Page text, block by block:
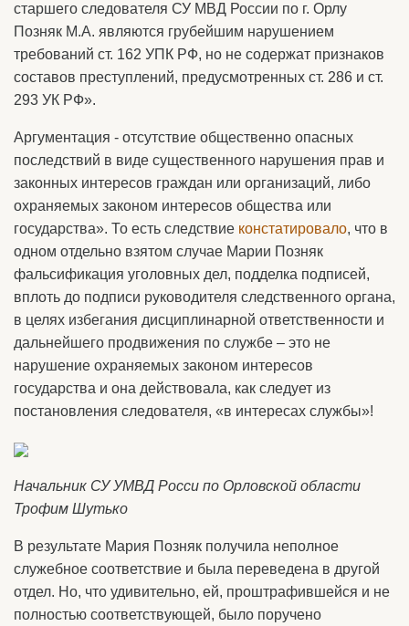
старшего следователя СУ МВД России по г. Орлу
Позняк М.А. являются грубейшим нарушением
требований ст. 162 УПК РФ, но не содержат признаков
составов преступлений, предусмотренных ст. 286 и ст.
293 УК РФ».
Аргументация - отсутствие общественно опасных
последствий в виде существенного нарушения прав и
законных интересов граждан или организаций, либо
охраняемых законом интересов общества или
государства». То есть следствие констатировало, что в
одном отдельно взятом случае Марии Позняк
фальсификация уголовных дел, подделка подписей,
вплоть до подписи руководителя следственного органа,
в целях избегания дисциплинарной ответственности и
дальнейшего продвижения по службе – это не
нарушение охраняемых законом интересов
государства и она действовала, как следует из
постановления следователя, «в интересах службы»!
Начальник СУ УМВД Росси по Орловской области
Трофим Шутько
В результате Мария Позняк получила неполное
служебное соответствие и была переведена в другой
отдел. Но, что удивительно, ей, проштрафившейся и не
полностью соответствующей, было поручено